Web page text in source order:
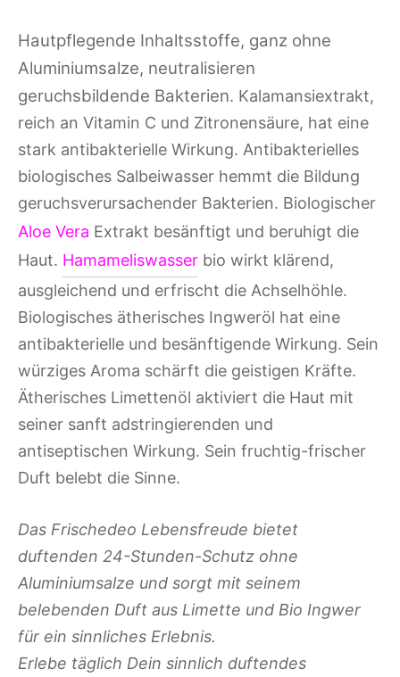
Haut­pflegende Inhaltsstoffe, ganz ohne
Aluminiumsalze, neutralisie­ren
geruchsbildende Bakterien. Kalamansiextrakt,
reich an Vitamin C und Zitronensäure, hat eine
stark antibakterielle Wirkung. Antibakterielles
biologisches Salbeiwasser hemmt die Bildung
geruchsverursachender Bakterien. Biologischer
Aloe Vera Extrakt besänftigt und beruhigt die
Haut. Hamameliswasser bio wirkt klärend,
ausgleichend und erfrischt die Achselhöhle.
Biologisches ätherisches Ingweröl hat eine
antibakterielle und besänftigende Wirkung. Sein
würziges Aroma schärft die geistigen Kräfte.
Ätherisches Limettenöl aktiviert die Haut mit
seiner sanft adstringierenden und
antiseptischen Wirkung. Sein fruchtig-frischer
Duft belebt die Sinne.
Das Frischedeo Lebensfreude bietet
duftenden 24-Stunden-Schutz ohne
Aluminiumsalze und sorgt mit seinem
belebenden Duft aus Limette und Bio Ingwer
für ein sinnliches Erlebnis.
Erlebe täglich Dein sinnlich duftendes